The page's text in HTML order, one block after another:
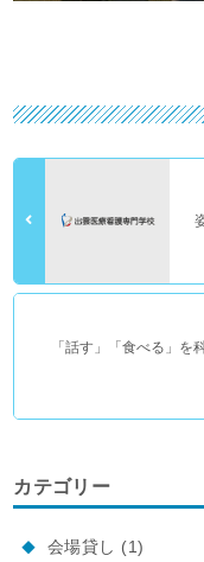
「話す」「食べる」
カテゴリー
会場貸し (1)